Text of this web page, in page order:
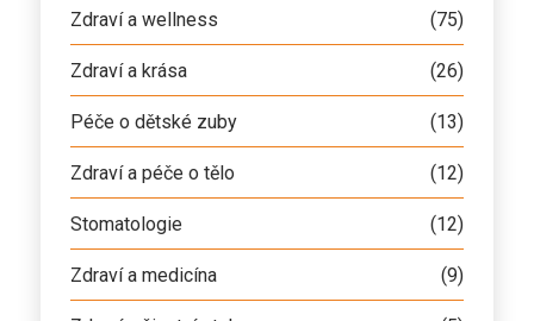
Zdraví a wellness (75)
Zdraví a krása (26)
Péče o dětské zuby (13)
Zdraví a péče o tělo (12)
Stomatologie (12)
Zdraví a medicína (9)